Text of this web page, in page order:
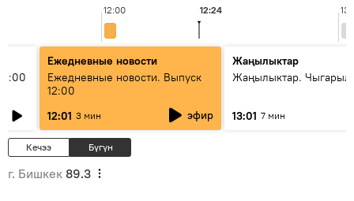
12:00 12:24
Ежедневные новости
Ежедневные новости. Выпуск
12:00
12:01 3 мин эфир
Жаңылыктар
Жаңылыктар.
13:01 7 мин
Кечээ Бүгүн
г. Бишкек 89.3